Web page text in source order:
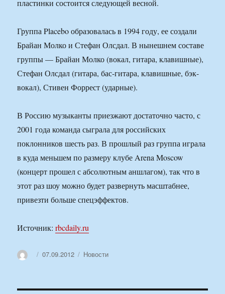
пластинки состоится следующей весной.
Группа Placebo образовалась в 1994 году, ее создали
Брайан Молко и Стефан Олсдал. В нынешнем составе
группы — Брайан Молко (вокал, гитара, клавишные),
Стефан Олсдал (гитара, бас-гитара, клавишные, бэк-
вокал), Стивен Форрест (ударные).
В Россию музыканты приезжают достаточно часто, с
2001 года команда сыграла для российских
поклонников шесть раз. В прошлый раз группа играла
в куда меньшем по размеру клубе Arena Moscow
(концерт прошел с абсолютным аншлагом), так что в
этот раз шоу можно будет развернуть масштабнее,
привезти больше спецэффектов.
Источник:rbcdaily.ru
АвторОпубликовано
07.09.2012 Рубрики
Новости